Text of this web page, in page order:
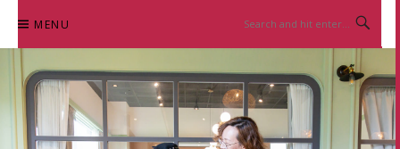
content
MENU